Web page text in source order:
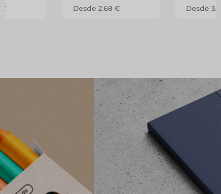
€ Desde 2.68 € Desde